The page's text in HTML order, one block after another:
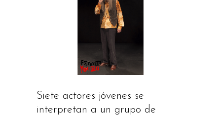
Siete actores jóvenes se
interpretan a un grupo de